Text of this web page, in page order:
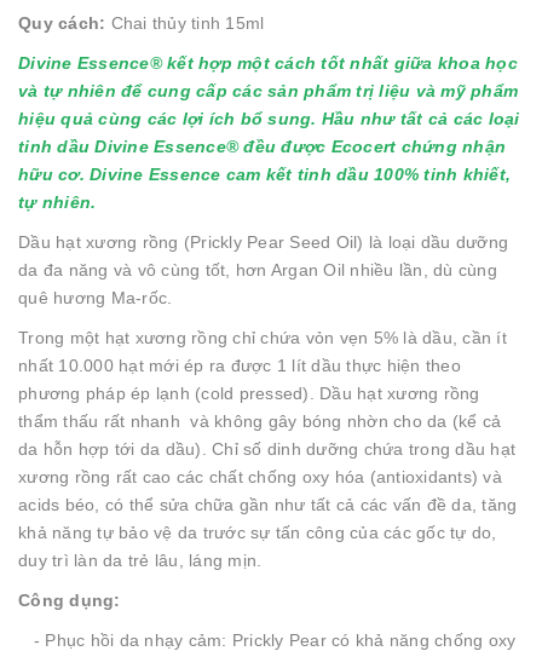
Quy cách: Chai thủy tinh 15ml
Divine Essence® kết hợp một cách tốt nhất giữa khoa học
và tự nhiên để cung cấp các sản phẩm trị liệu và mỹ phẩm
hiệu quả cùng các lợi ích bổ sung. Hầu như tất cả các loại
tinh dầu Divine Essence® đều được Ecocert chứng nhận
hữu cơ. Divine Essence cam kết tinh dầu 100% tinh khiết,
tự nhiên.
Dầu hạt xương rồng (Prickly Pear Seed Oil) là loại dầu dưỡng
da đa năng và vô cùng tốt, hơn Argan Oil nhiều lần, dù cùng
quê hương Ma-rốc.
Trong một hạt xương rồng chỉ chứa vỏn vẹn 5% là dầu, cần ít
nhất 10.000 hạt mới ép ra được 1 lít dầu thực hiện theo
phương pháp ép lạnh (cold pressed). Dầu hạt xương rồng
thẩm thấu rất nhanh và không gây bóng nhờn cho da (kể cả
da hỗn hợp tới da dầu). Chỉ số dinh dưỡng chứa trong dầu hạt
xương rồng rất cao các chất chống oxy hóa (antioxidants) và
acids béo, có thể sửa chữa gần như tất cả các vấn đề da, tăng
khả năng tự bảo vệ da trước sự tấn công của các gốc tự do,
duy trì làn da trẻ lâu, láng mịn.
Công dụng:
- Phục hồi da nhạy cảm: Prickly Pear có khả năng chống oxy